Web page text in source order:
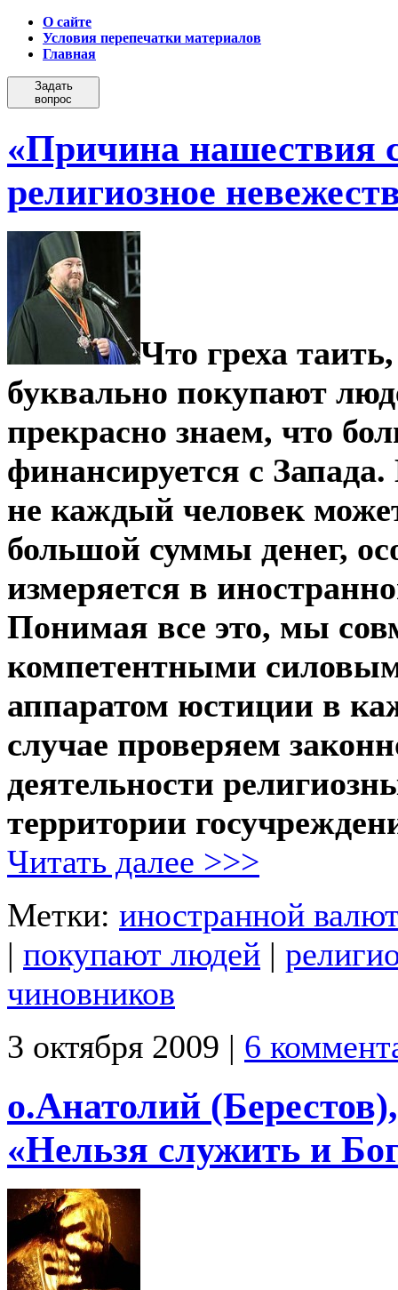
О сайте
Условия перепечатки материалов
Главная
Задать
вопрос
«Причина нашествия
религиозное
Что греха
буквально покупают
прекрасно знаем, что
финансируется с
не каждый человек
большой суммы денег,
измеряется в
Понимая все это, мы
компетентными
аппаратом юстиции в
случае проверяем
деятельности
территории
Читать далее >>>
Метки: иностранной
| покупают людей |
чиновников
3 октября 2009 | 6
о.Анатолий
«Нельзя служить и